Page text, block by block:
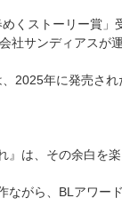
くストーリー賞」
社サンディアスが
2025年に発売さ
』は、その余白を
ながら、BLアワー